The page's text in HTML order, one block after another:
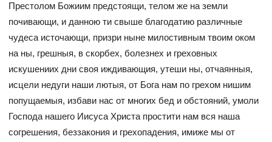
Престолом Божиим предстоящи, телом же на земли
почивающи, и данною ти свыше благодатию различные
чудеса источающи, призри ныне милостивным твоим оком
на ны, грешныя, в скорбех, болезнех и греховных
искушениих дни своя иждивающия, утеши ны, отчаянныя,
исцели недуги наши лютыя, от Бога нам по грехом нишим
попущаемыя, избави нас от многих бед и обстояний, умоли
Господа нашего Иисуса Христа простити нам вся наша
согрешения, беззакония и грехопадения, имиже мы от